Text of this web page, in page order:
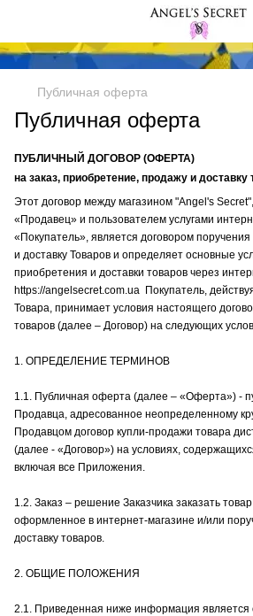
Публичная оферта
Публичная оферта
ПУБЛИЧНЫЙ ДОГОВОР (ОФЕРТА)
на заказ, приобретение, продажу и доставку
Этот договор между магазином "Angel's
«Продавец» и пользователем услугами
«Покупатель», является договором
и доставку Товаров и определяет основные
приобретения и доставки товаров через
https://angelsecret.com.ua Покупатель,
Товара, принимает условия настоящего
товаров (далее – Договор) на следующих
1. ОПРЕДЕЛЕНИЕ ТЕРМИНОВ
1.1. Публичная оферта (далее – «Оферта») -
Продавца, адресованное неопределенному
Продавцом договор купли-продажи товара
(далее - «Договор») на условиях,
включая все Приложения.
1.2. Заказ – решение Заказчика заказать товар
оформленное в интернет-магазине и/или
доставку товаров.
2. ОБЩИЕ ПОЛОЖЕНИЯ
2.1. Приведенная ниже информация